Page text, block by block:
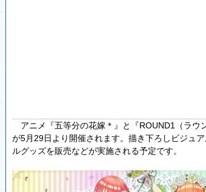
アニメ『五等分の花嫁＊』と『ROUND1（ラウ
が5月29日より開催されます。描き下ろしビジュ
ルグッズを販売などが実施される予定です。